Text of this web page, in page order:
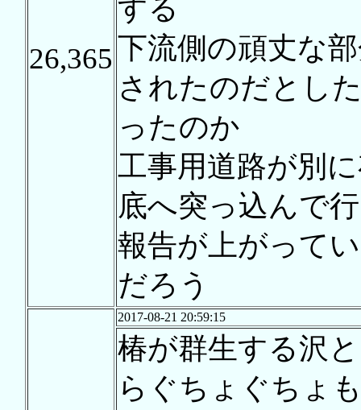
26,365
する
下流側の頑丈な
されたのだとし
ったのか
工事用道路が別
底へ突っ込んで
報告が上がって
だろう
2017-08-21 20:59:15
椿が群生する沢
らぐちょぐちょ